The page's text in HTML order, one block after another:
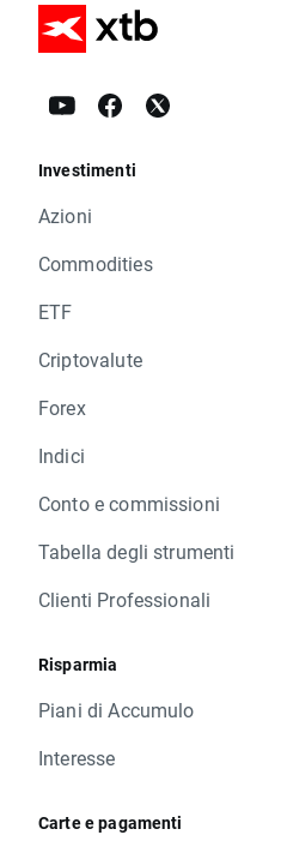
Investimenti
Azioni
Commodities
ETF
Criptovalute
Forex
Indici
Conto e commissioni
Tabella degli strumenti
Clienti Professionali
Risparmia
Piani di Accumulo
Interesse
Carte e pagamenti